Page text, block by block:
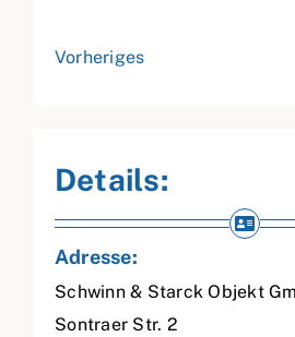
Vorheriges
Details:
Adresse:
Schwinn & Starck Objekt
Sontraer Str. 2